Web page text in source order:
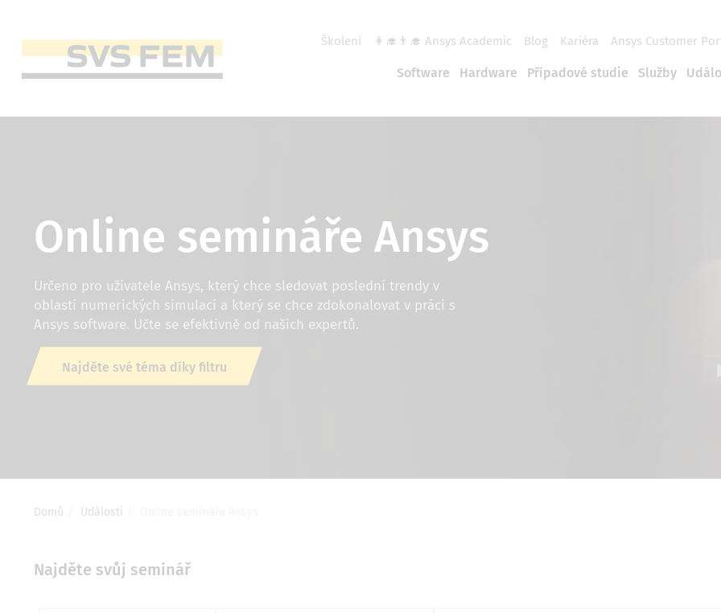
hlavnímu
obsahu
Horní
menu
Školení 👩‍🎓👨‍🎓 Ansys Academic Blog Kariéra Ansys Customer
Main
Software Hardware Případové studie Služby
Online semináře Ansys
Určeno pro uživatele Ansys, který chce sledovat poslední trendy v
oblasti numerických simulací a který se chce zdokonalovat v práci s
Ansys software. Učte se efektivně od našich expertů.
Najděte své téma díky filtru
Drobečková
Domů Události
Najděte svůj seminář